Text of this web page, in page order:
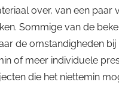
over, van een paar
Sommige van de
de omstandigheden bij
of meer individuele
die het niettemin